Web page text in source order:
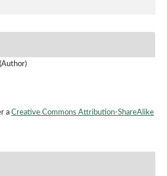
a Creative Commons Attribution-ShareAlike